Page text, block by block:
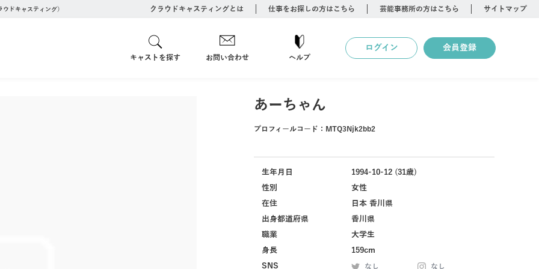
ドキャスティング） クラウドキャスティングとは 仕事をお探しの方はこちら 芸能事務所の方はこちら サイトマップ
キャストを探す お問い合わせ ヘルプ
ログイン 会員登録
あーちゃん
プロフィールコード： MTQ3Njk2bb2
生年月日
1994-10-12 (31歳)
性別
女性
在住
日本 香川県
出身都道府県
香川県
職業
大学生
身長
159cm
SNS
なし なし